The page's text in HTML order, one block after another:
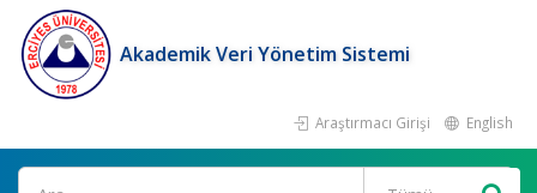
Akademik Veri Yönetim Sistemi
Araştırmacı Girişi English
Ara